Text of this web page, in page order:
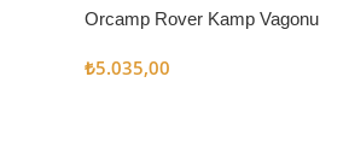
Orcamp Rover Kamp Vagonu
₺5.035,00